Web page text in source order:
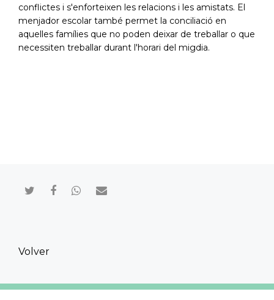
Volver
conflictes i s'enforteixen les relacions i les amistats. El
menjador escolar també permet la conciliació en
aquelles famílies que no poden deixar de treballar o que
necessiten treballar durant l'horari del migdia.